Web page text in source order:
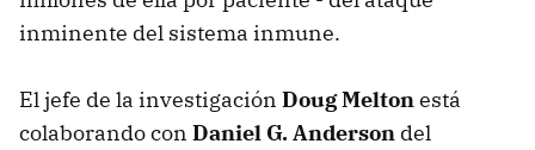
inminente del sistema inmune.
El jefe de la investigación Doug Meltonestá
colaborando con Daniel G. Anderson del